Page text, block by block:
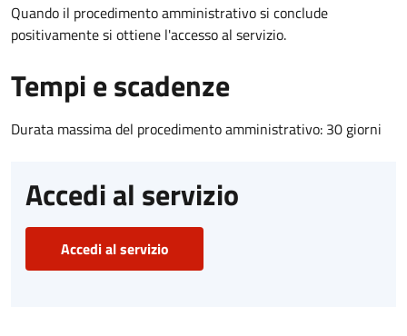
Quando il procedimento amministrativo si conclude
positivamente si ottiene l'accesso al servizio.
Tempi e scadenze
Durata massima del procedimento amministrativo: 30 giorni
Accedi al servizio
Accedi al servizio